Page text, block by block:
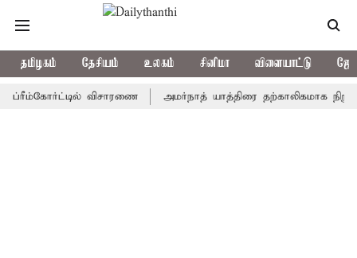
தமிழகம் தேசியம் உலகம் சினிமா விளையாட்டு
விசாரணை அமர்நாத் யாத்திரை தற்காலிகமாக நிறுத்தம்